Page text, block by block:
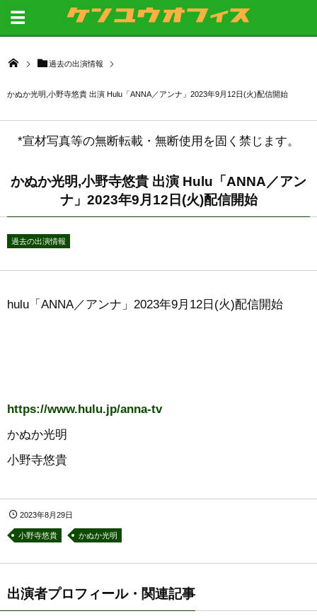
過去の出演情報
かぬか光明,小野寺悠貴 出演 Hulu「ANNA／アンナ」2023年9月12日(火)配信開始
*宣材写真等の無断転載・無断使用を固く禁じます。
かぬか光明,小野寺悠貴 出演 Hulu「ANNA／アン
ナ」2023年9月12日(火)配信開始
過去の出演情報
hulu「ANNA／アンナ」2023年9月12日(火)配信開始
https://www.hulu.jp/anna-tv
かぬか光明
小野寺悠貴
2023年8月29日
小野寺悠貴 かぬか光明
出演者プロフィール・関連記事